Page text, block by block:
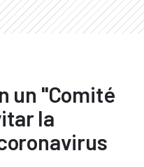
un "Comité
la